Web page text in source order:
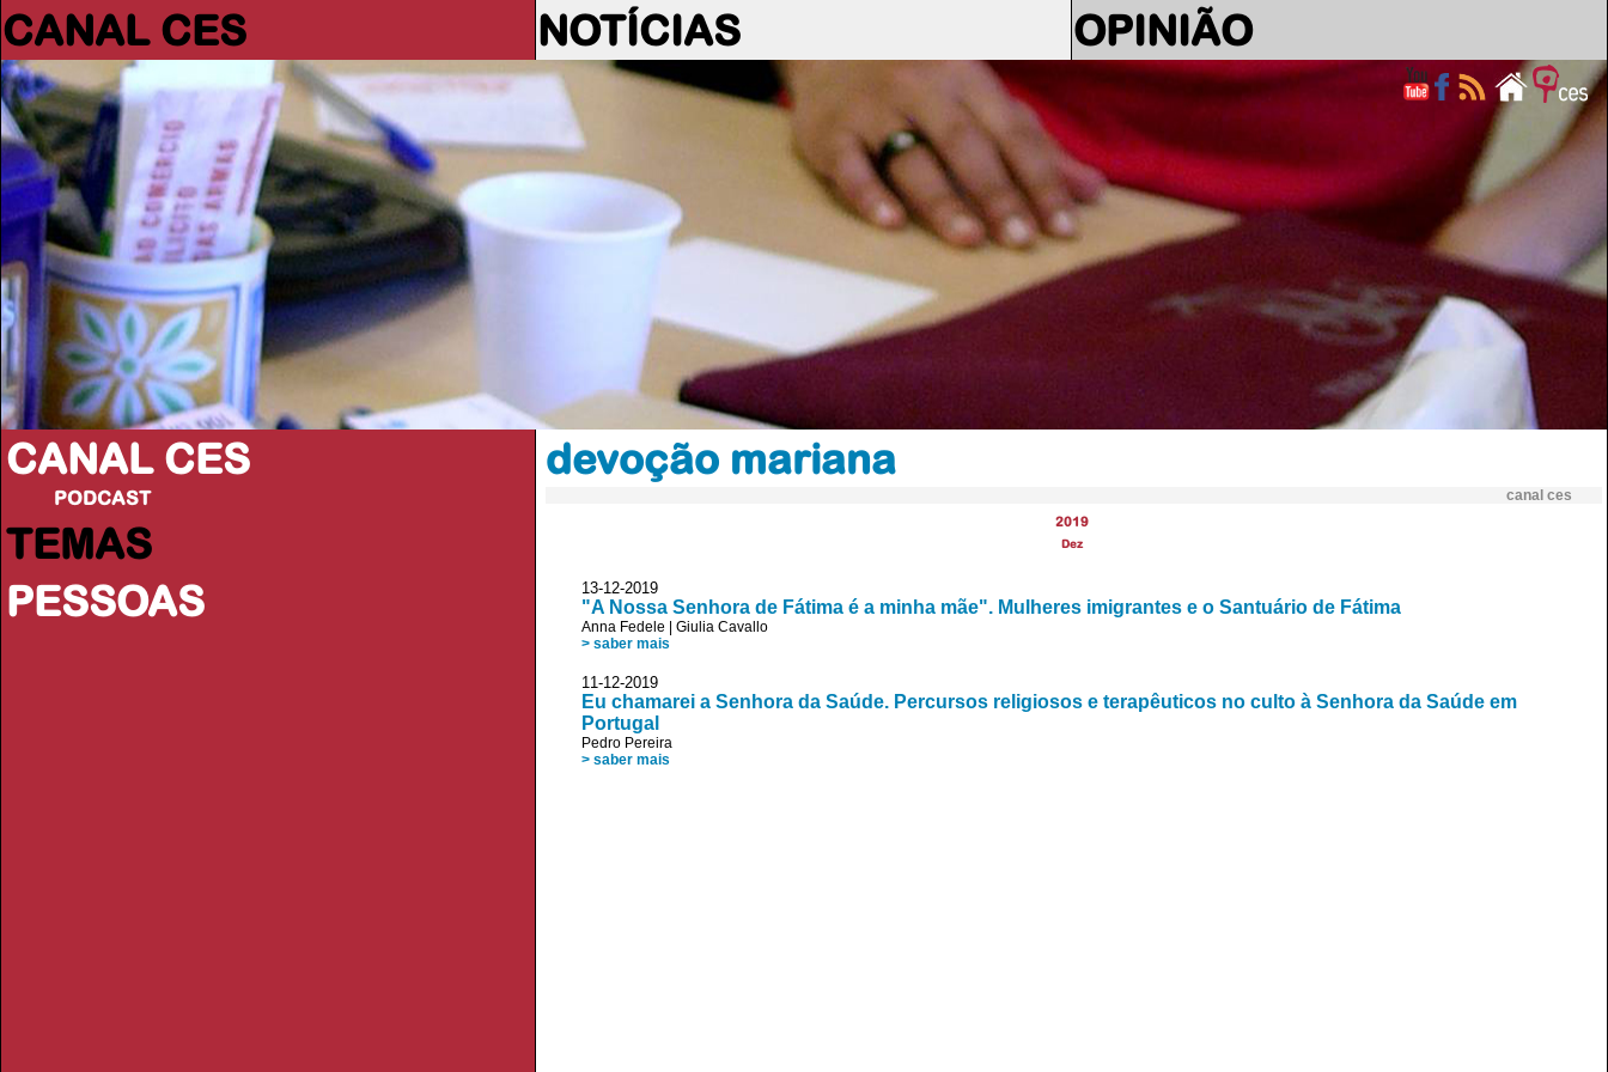
CANAL CES NOTÍCIAS OPINIÃO
CANAL CES
PODCAST
TEMAS
PESSOAS
devoção mariana
canal ces
2019
Dez
13-12-2019
"A Nossa Senhora de Fátima é a minha mãe". Mulheres imigrantes e o Santuário de Fátima
Anna Fedele
Giulia Cavallo
> saber mais
11-12-2019
Eu chamarei a Senhora da Saúde. Percursos religiosos e terapêuticos no culto à Senhora da Saúde em
Portugal
Pedro Pereira
> saber mais